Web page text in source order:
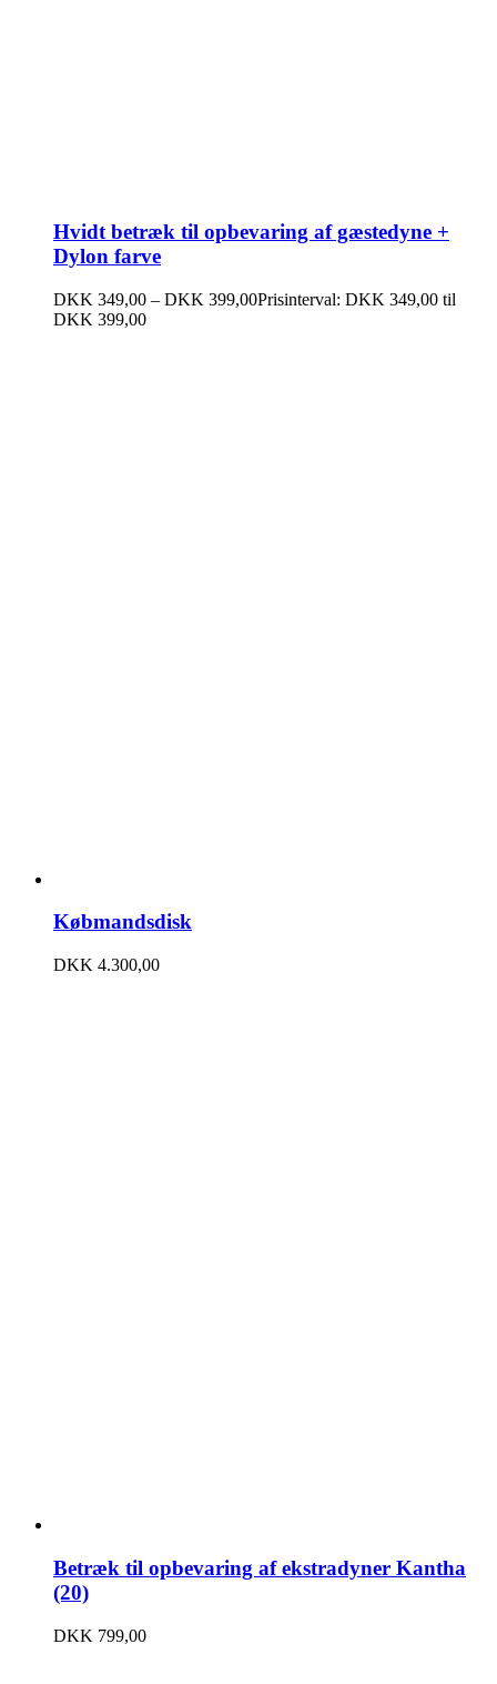
Hvidt betræk til opbevaring af gæstedyne +
Dylon farve
DKK 349,00 – DKK 399,00Prisinterval: DKK 349,00 til
DKK 399,00
Købmandsdisk
DKK 4.300,00
Betræk til opbevaring af ekstradyner Kantha
(20)
DKK 799,00